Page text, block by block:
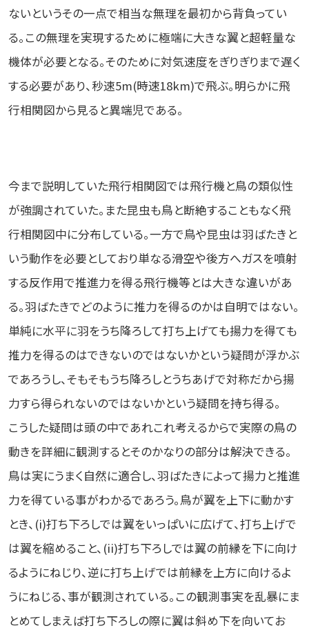
ないというその一点で相当な無理を最初から背負ってい
る。この無理を実現するために極端に大きな翼と超軽量な
機体が必要となる。そのために対気速度をぎりぎりまで遅く
する必要があり、秒速5m(時速18km)で飛ぶ。明らかに飛
行相関図から見ると異端児である。
今まで説明していた飛行相関図では飛行機と鳥の類似性
が強調されていた。また昆虫も鳥と断絶することもなく飛
行相関図中に分布している。一方で鳥や昆虫は羽ばたきと
いう動作を必要としており単なる滑空や後方へガスを噴射
する反作用で推進力を得る飛行機等とは大きな違いがあ
る。羽ばたきでどのように推力を得るのかは自明ではない。
単純に水平に羽をうち降ろして打ち上げても揚力を得ても
推力を得るのはできないのではないかという疑問が浮かぶ
であろうし、そもそもうち降ろしとうちあげで対称だから揚
力すら得られないのではないかという疑問を持ち得る。
こうした疑問は頭の中であれこれ考えるからで実際の鳥の
動きを詳細に観測するとそのかなりの部分は解決できる。
鳥は実にうまく自然に適合し、羽ばたきによって揚力と推進
力を得ている事がわかるであろう。鳥が翼を上下に動かす
とき、(i)打ち下ろしでは翼をいっぱいに広げて、打ち上げで
は翼を縮めること、(ii)打ち下ろしでは翼の前縁を下に向け
るようにねじり、逆に打ち上げでは前縁を上方に向けるよ
うにねじる、事が観測されている。この観測事実を乱暴にま
とめてしまえば打ち下ろしの際に翼は斜め下を向いてお